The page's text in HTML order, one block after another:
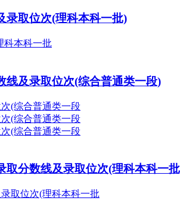
录取位次(理科本科一批)
线及录取位次(综合普通类一段)
取分数线及录取位次(理科本科一